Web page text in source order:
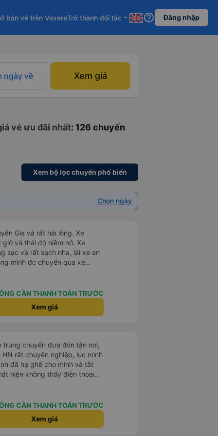
bán vé trên VexereTrở thành đối tác arrow_drop_down help_outline Đăng nhập
ngày về Xem giá
vé ưu đãi nhất: 126 chuyến
Xem bộ lọc chuyến phổ biến
Chọn ngày
Gia và rất hài lòng. Xe
và thái độ niềm nở. Xe
sạc và rất sạch nha, lái xe an
mình đc chuyển qua xe
CẦN THANH TOÁN TRƯỚC
Xem giá
chuyển đưa đón tận nơi,
rất chuyên nghiệp, lúc mình
đã hạ ghế cho mình và tắt
hiện không thấy điện thoại
nhiều. 1000 sao ạ.
CẦN THANH TOÁN TRƯỚC
Xem giá